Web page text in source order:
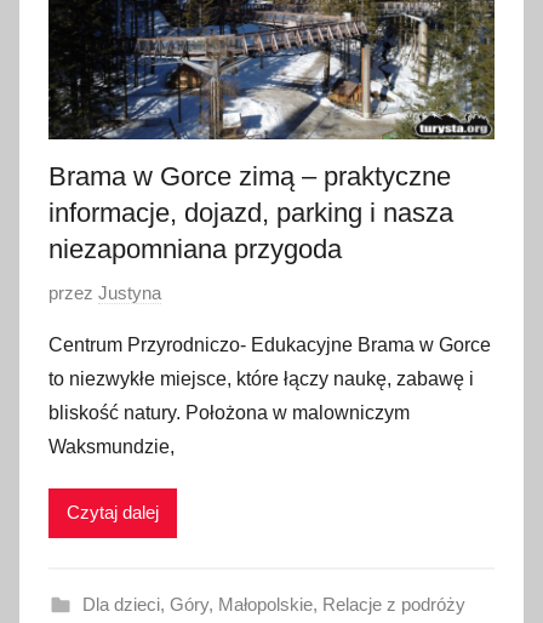
g
2
0
2
5
Brama w Gorce zimą – praktyczne
informacje, dojazd, parking i nasza
niezapomniana przygoda
O
u
b
l
i
w
n
przez Justyna
Centrum Przyrodniczo- Edukacyjne Brama w Gorce
to niezwykłe miejsce, które łączy naukę, zabawę i
bliskość natury. Położona w malowniczym
Waksmundzie,
Czytaj dalej
Dla dzieci, Góry, Małopolskie, Relacje z podróży